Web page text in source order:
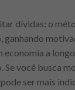
dívidas: o
a
você busca
ser mais